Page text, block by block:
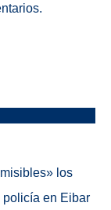
los
en Eibar